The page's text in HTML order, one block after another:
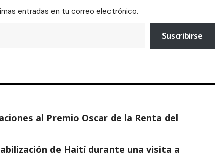
entradas en tu correo electrónico.
Suscribirse
al Premio Oscar de la Renta del
de Haití durante una visita a